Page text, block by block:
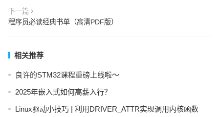
下一篇
程序员必读经典书单（高清PDF版）
相关推荐
良许的STM32课程重磅上线啦～
2025年嵌入式如何高薪入行？
Linux驱动小技巧 | 利用DRIVER_ATTR实现调用内核函数